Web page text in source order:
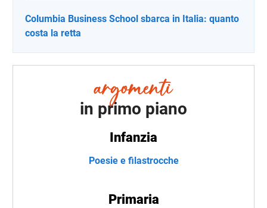
Columbia Business School sbarca in Italia: quanto
costa la retta
in primo piano
Infanzia
Poesie e filastrocche
Primaria